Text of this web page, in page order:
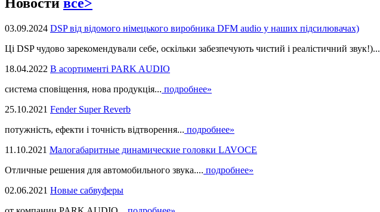
03.09.2024 DSP від відомого німецького виробника DFM audio у наших підсилювачах)
Ці DSP чудово зарекомендували себе, оскільки забезпечують чистий і реалістичний звук!)...
18.04.2022 В асортименті PARK AUDIO
система сповіщення, нова продукцiя... подробнее»
25.10.2021 Fender Super Reverb
потужність, ефекти і точність відтворення... подробнее»
11.10.2021 Малогабаритные динамические головки LAVOCE
Отличные решения для автомобильного звука.... подробнее»
02.06.2021 Новые сабвуферы